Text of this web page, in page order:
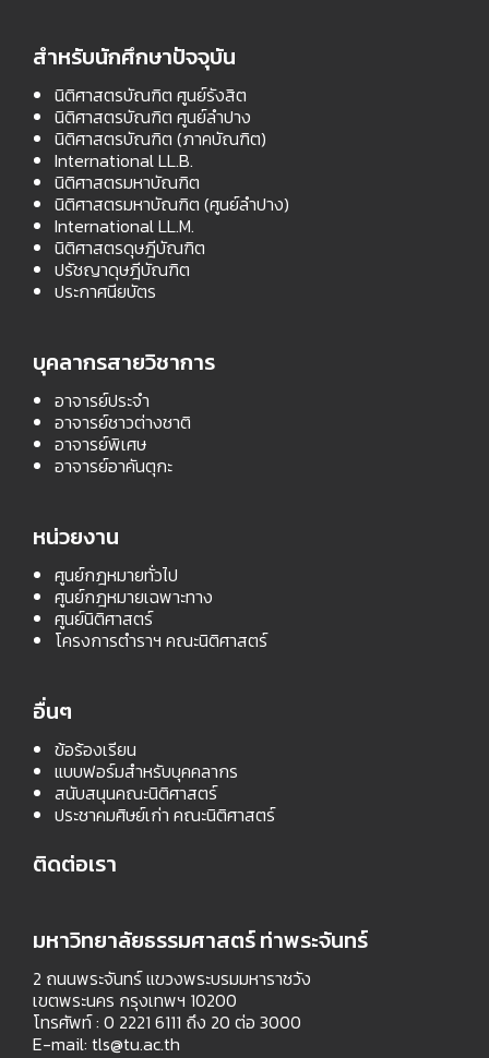
สำหรับนักศึกษาปัจจุบัน
นิติศาสตรบัณฑิต ศูนย์รังสิต
นิติศาสตรบัณฑิต ศูนย์ลำปาง
นิติศาสตรบัณฑิต (ภาคบัณฑิต)
International LL.B.
นิติศาสตรมหาบัณฑิต
นิติศาสตรมหาบัณฑิต (ศูนย์ลำปาง)
International LL.M.
นิติศาสตรดุษฎีบัณฑิต
ปรัชญาดุษฎีบัณฑิต
ประกาศนียบัตร
บุคลากรสายวิชาการ
อาจารย์ประจำ
อาจารย์ชาวต่างชาติ
อาจารย์พิเศษ
อาจารย์อาคันตุกะ
หน่วยงาน
ศูนย์กฎหมายทั่วไป
ศูนย์กฎหมายเฉพาะทาง
ศูนย์นิติศาสตร์
โครงการตำราฯ คณะนิติศาสตร์
อื่นๆ
ข้อร้องเรียน
แบบฟอร์มสำหรับบุคคลากร
สนับสนุนคณะนิติศาสตร์
ประชาคมศิษย์เก่า คณะนิติศาสตร์
ติดต่อเรา
มหาวิทยาลัยธรรมศาสตร์ ท่าพระจันทร์
2 ถนนพระจันทร์ แขวงพระบรมมหาราชวัง
เขตพระนคร กรุงเทพฯ 10200
โทรศัพท์ : 0 2221 6111 ถึง 20 ต่อ 3000
E-mail: tls@tu.ac.th